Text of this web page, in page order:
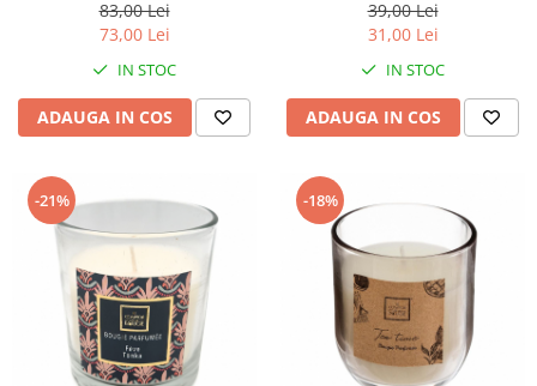
83,00 Lei
73,00 Lei
IN STOC
ADAUGA IN COS
39,00 Lei
31,00 Lei
IN STOC
ADAUGA IN COS
-21% -18%